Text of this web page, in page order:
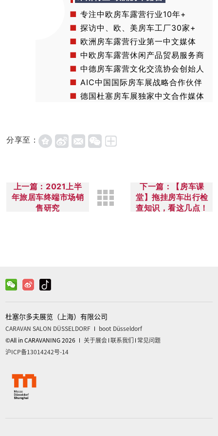
■ 专注中欧房车露营行业10年+
■ 探访中、欧、美房车工厂30家+
■ 欧洲房车露营行业第一中文媒体
■ 中欧房车露营休闲产品贸易服务商
■ 中德房车露营文化交流协会创始人
■ AIC中国国际房车展战略合作伙伴
■ 德国杜塞房车展独家中文合作媒体
分享至：
上一篇：2021上半
年旅居车终端市场销
售研究
下一篇：【房车课
堂】拖挂房车出行检
查知识，看这几点！
杜塞尔多夫展览（上海）有限公司
CARAVAN SALON DÜSSELDORF
boot Düsseldorf
©All in CARAVANING 2026
关于展会 联系我们
常见问题
沪ICP备13014242号-14